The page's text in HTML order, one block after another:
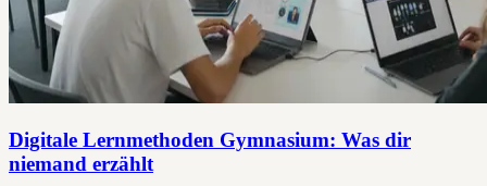
Digitale Lernmethoden Gymnasium: Was dir
niemand erzählt